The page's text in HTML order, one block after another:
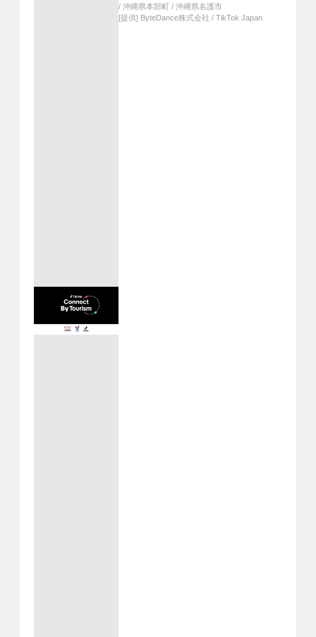
/ 沖縄県本部町 / 沖縄県名護市
[提供] ByteDance株式会社 / TikTok Japan